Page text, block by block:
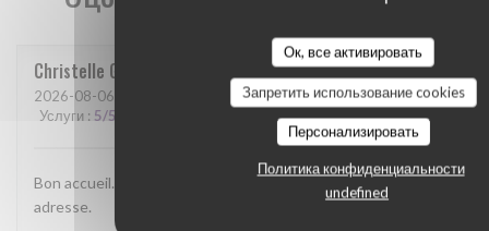
Ок, все активировать
Запретить использование cookies
Персонализировать
Политика конфиденциальности
undefined
Christelle G
2026-08-06
Услуги : 5/5 :4/5 Цена / качество:4
Bon accueil. Service rapide. Bonne cuisine. Bref une bonne
adresse.